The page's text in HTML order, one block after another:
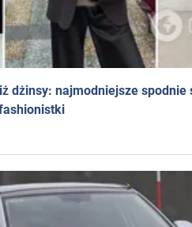
dżinsy: najmodniejsze spodnie